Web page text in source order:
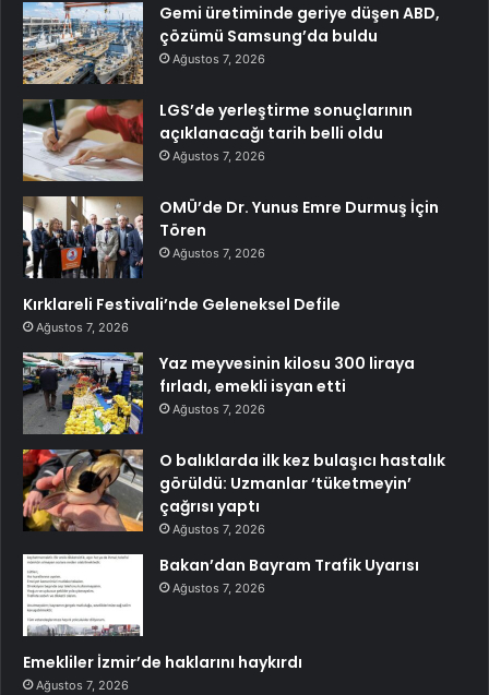
Gemi üretiminde geriye düşen ABD,
çözümü Samsung’da buldu
Ağustos 7, 2026
LGS’de yerleştirme sonuçlarının
açıklanacağı tarih belli oldu
Ağustos 7, 2026
OMÜ’de Dr. Yunus Emre Durmuş İçin
Tören
Ağustos 7, 2026
Kırklareli Festivali’nde Geleneksel Defile
Ağustos 7, 2026
Yaz meyvesinin kilosu 300 liraya
fırladı, emekli isyan etti
Ağustos 7, 2026
O balıklarda ilk kez bulaşıcı hastalık
görüldü: Uzmanlar ‘tüketmeyin’
çağrısı yaptı
Ağustos 7, 2026
Bakan’dan Bayram Trafik Uyarısı
Ağustos 7, 2026
Emekliler İzmir’de haklarını haykırdı
Ağustos 7, 2026